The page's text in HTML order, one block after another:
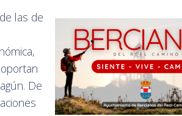
las de
De